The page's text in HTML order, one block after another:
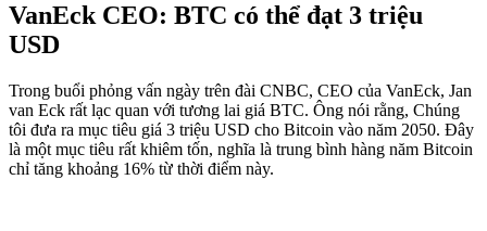
VanEck CEO: BTC có thể đạt 3 triệu
USD
Trong buổi phỏng vấn ngày trên đài CNBC, CEO của VanEck, Jan
van Eck rất lạc quan với tương lai giá BTC. Ông nói rằng, Chúng
tôi đưa ra mục tiêu giá 3 triệu USD cho Bitcoin vào năm 2050. Đây
là một mục tiêu rất khiêm tốn, nghĩa là trung bình hàng năm Bitcoin
chỉ tăng khoảng 16% từ thời điểm này.